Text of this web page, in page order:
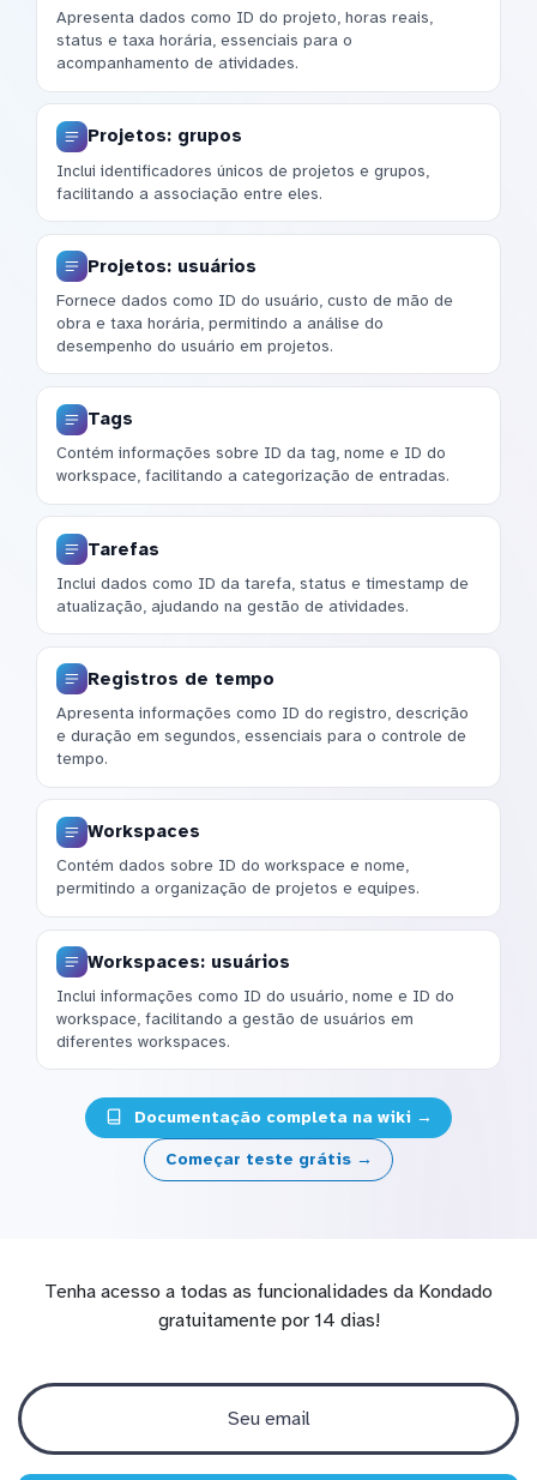
Apresenta dados como ID do projeto, horas reais,
status e taxa horária, essenciais para o
acompanhamento de atividades.
Projetos: grupos
Inclui identificadores únicos de projetos e grupos,
facilitando a associação entre eles.
Projetos: usuários
Fornece dados como ID do usuário, custo de mão de
obra e taxa horária, permitindo a análise do
desempenho do usuário em projetos.
Tags
Contém informações sobre ID da tag, nome e ID do
workspace, facilitando a categorização de entradas.
Tarefas
Inclui dados como ID da tarefa, status e timestamp de
atualização, ajudando na gestão de atividades.
Registros de tempo
Apresenta informações como ID do registro, descrição
e duração em segundos, essenciais para o controle de
tempo.
Workspaces
Contém dados sobre ID do workspace e nome,
permitindo a organização de projetos e equipes.
Workspaces: usuários
Inclui informações como ID do usuário, nome e ID do
workspace, facilitando a gestão de usuários em
diferentes workspaces.
Documentação completa na wiki →
Começar teste grátis →
Tenha acesso a todas as funcionalidades da Kondado
gratuitamente por 14 dias!